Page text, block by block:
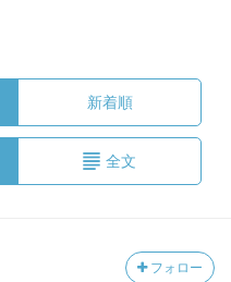
新着順
全文
フォロー